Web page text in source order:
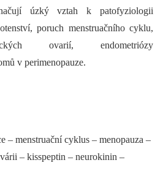
úzký vztah k patofyziologii
poruch menstruačního cyklu,
ovarií, endometriózy
v perimenopauze.
– menstruační cyklus – menopauza –
– kisspeptin – neurokinin –